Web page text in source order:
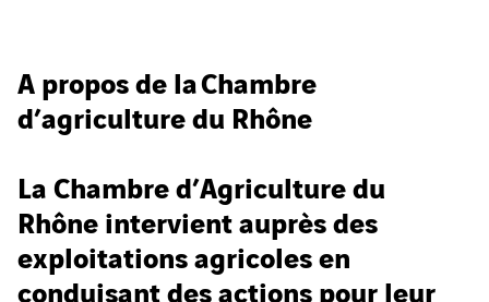
A propos de la Chambre
d’agriculture du Rhône
La Chambre d’Agriculture du
Rhône intervient auprès des
exploitations agricoles en
conduisant des actions pour leur